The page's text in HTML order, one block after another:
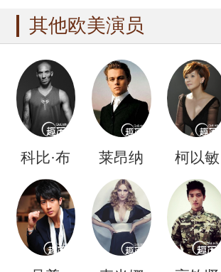
其他欧美演员
科比·布
莱恩特
莱昂纳
多
柯以敏